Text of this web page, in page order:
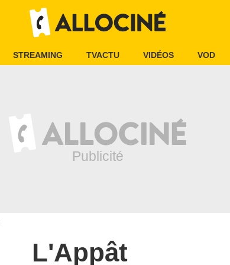
STREAMING TVACTU VIDÉOS VOD
L'Appât